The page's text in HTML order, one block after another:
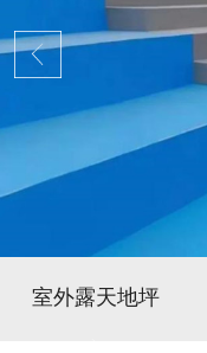
室外露天地坪